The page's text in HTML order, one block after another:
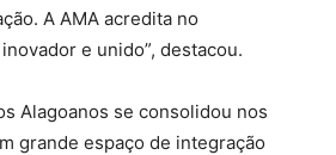
A AMA acredita no
e unido”, destacou.
Alagoanos se consolidou nos
grande espaço de integração